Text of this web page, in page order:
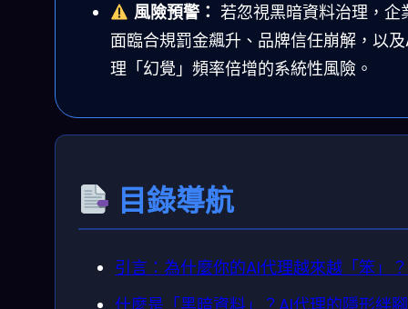
風險預警： 若忽視黑暗資料治理，企
面臨合規罰金飆升、品牌信任崩解，以
理「幻覺」頻率倍增的系統性風險。
目錄導航
引言：為什麼你的AI代理越來越「笨」？